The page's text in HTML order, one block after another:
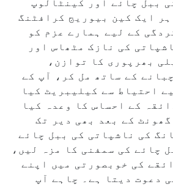
ببل چائے اور کینٹالوپ
ایک کین بیوریج کرافٹنگ
کے لیے ہمارے عزم کو
کی نازک مٹھاس اور
بھرپوری کا توازن،
کے ساتھ مل کر، آپ کے
احتیاط سے کیلیبریٹ کیا
کے احساس کا وعدہ کیا
کے بعد بھی دیر تک
کی ناشپاتی کی ببل چائے
چائے کی سمفنی کا مزہ لیں،
کی خوبصورتی میں اپنے
دعوت دیتا ہے۔ چاہے آپ